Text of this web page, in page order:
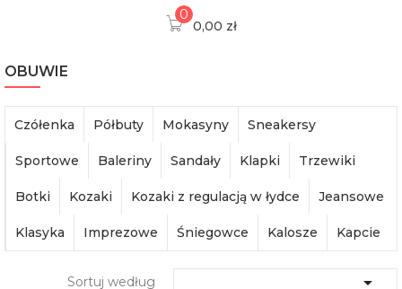
0
0,00 zł
OBUWIE
Czółenka Półbuty Mokasyny Sneakersy
Sportowe Baleriny Sandały Klapki Trzewiki
Botki Kozaki Kozaki z regulacją w łydce Jeansowe
Klasyka Imprezowe Śniegowce Kalosze Kapcie
Sortuj według 